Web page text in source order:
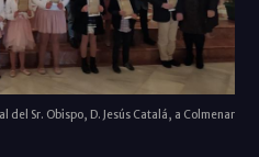
del Sr. Obispo, D. Jesús Catalá, a Colmenar